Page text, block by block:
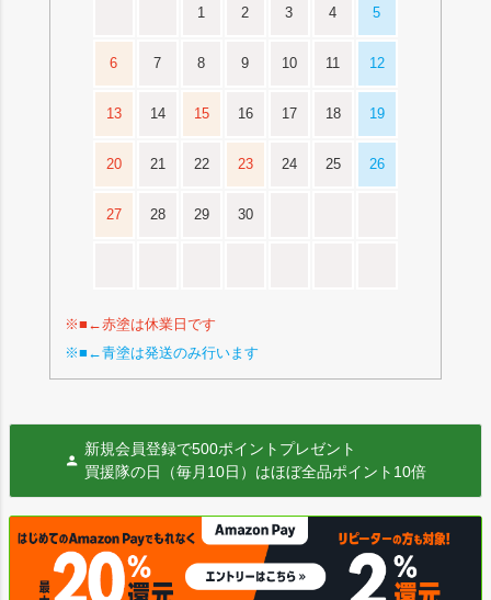
1 2 3 4 5
6 7 8 9 10 11 12
13 14 15 16 17 18 19
20 21 22 23 24 25 26
27 28 29 30
※■←赤塗は休業日です
※■←青塗は発送のみ行います
新規会員登録で500ポイントプレゼント
買援隊の日（毎月10日）はほぼ全品ポイント10倍